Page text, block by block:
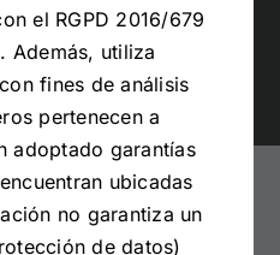
el RGPD 2016/679
Además, utiliza
fines de análisis
pertenecen a
adoptado garantías
ubicadas
no garantiza un
de datos)